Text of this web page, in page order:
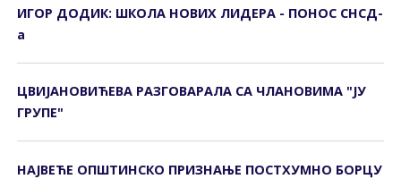
ИГОР ДОДИК: ШКОЛА НОВИХ ЛИДЕРА - ПОНОС СНСД-
а
ЦВИЈАНОВИЋЕВА РАЗГОВАРАЛА СА ЧЛАНОВИМА "ЈУ
ГРУПЕ"
НАЈВЕЋЕ ОПШТИНСКО ПРИЗНАЊЕ ПОСТХУМНО БОРЦУ